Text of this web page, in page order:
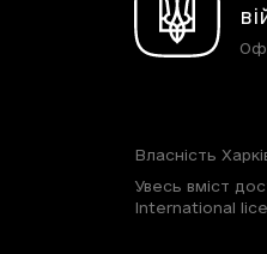
Власність
Увесь вміст
International